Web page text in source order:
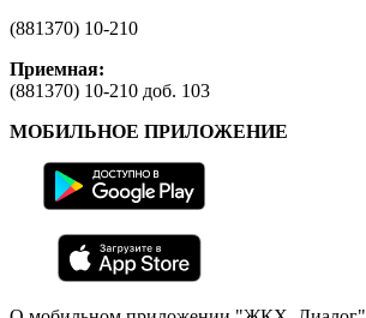
(881370) 10-210
Приемная:
(881370) 10-210 доб. 103
МОБИЛЬНОЕ ПРИЛОЖЕНИЕ